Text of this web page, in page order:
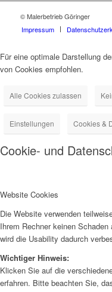
© Malerbetrieb Göringer
Impressum
Für eine optimale Darstellung
von Cookies empfohlen.
Alle Cookies zulassen
Einstellungen Cookies &
Cookie- und
Website Cookies
Die Website verwenden
Ihrem Rechner keinen
wird die Usability dadurch
Wichtiger Hinweis:
Klicken Sie auf die
erfahren. Bitte beachten Sie,